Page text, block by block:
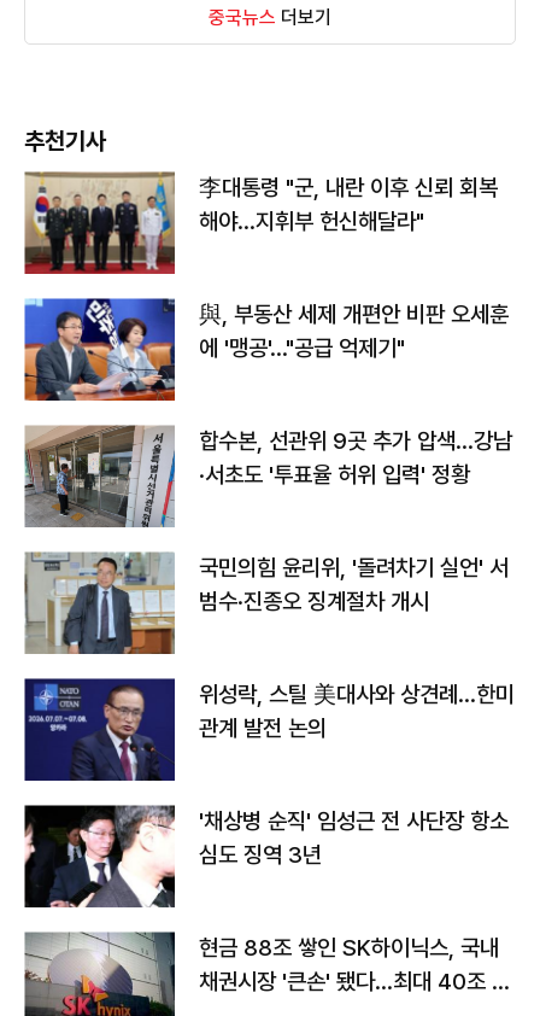
중국뉴스 더보기
추천기사
李대통령 "군, 내란 이후 신뢰 회복
해야…지휘부 헌신해달라"
與, 부동산 세제 개편안 비판 오세훈
에 '맹공'…"공급 억제기"
합수본, 선관위 9곳 추가 압색…강남
·서초도 '투표율 허위 입력' 정황
국민의힘 윤리위, '돌려차기 실언' 서
범수·진종오 징계절차 개시
위성락, 스틸 美대사와 상견례…한미
관계 발전 논의
'채상병 순직' 임성근 전 사단장 항소
심도 징역 3년
현금 88조 쌓인 SK하이닉스, 국내
채권시장 '큰손' 됐다…최대 40조 투